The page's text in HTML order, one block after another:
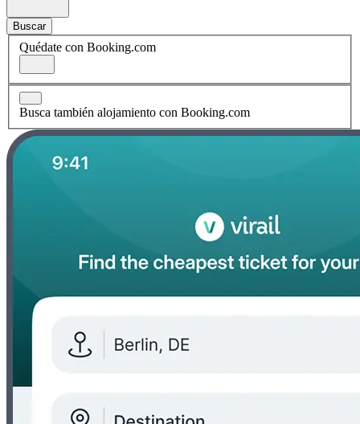
Buscar
Quédate con Booking.com
Busca también alojamiento con Booking.com